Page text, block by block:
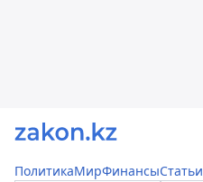
ПолитикаМирФинансыСтатьи